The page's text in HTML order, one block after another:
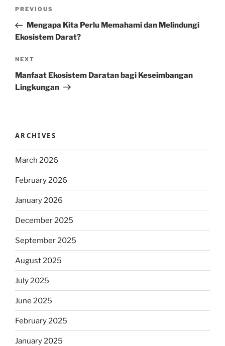
Previous
Post
PREVIOUS
Mengapa Kita Perlu Memahami dan Melindungi
Ekosistem Darat?
Next
Post
NEXT
Manfaat Ekosistem Daratan bagi Keseimbangan
Lingkungan
ARCHIVES
March 2026
February 2026
January 2026
December 2025
September 2025
August 2025
July 2025
June 2025
February 2025
January 2025